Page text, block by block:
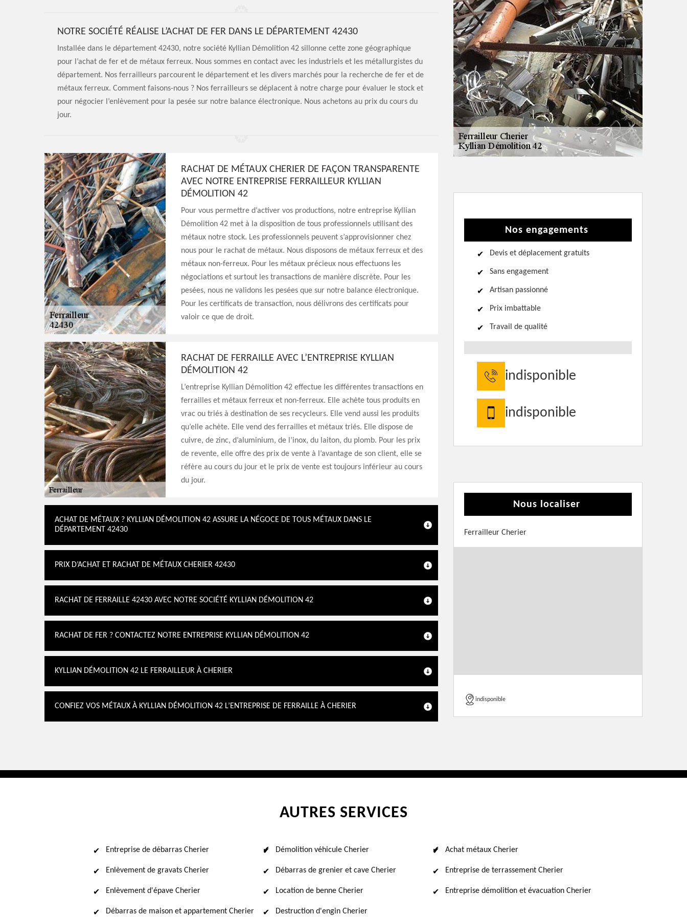
NOTRE SOCIÉTÉ RÉALISE L’ACHAT DE FER DANS LE DÉPARTEMENT 42430
Installée dans le département 42430, notre société Kyllian Démolition 42 sillonne cette zone géographique
pour l’achat de fer et de métaux ferreux. Nous sommes en contact avec les industriels et les métallurgistes du
département. Nos ferrailleurs parcourent le département et les divers marchés pour la recherche de fer et de
métaux ferreux. Comment faisons-nous ? Nos ferrailleurs se déplacent à notre charge pour évaluer le stock et
pour négocier l’enlèvement pour la pesée sur notre balance électronique. Nous achetons au prix du cours du
jour.
RACHAT DE MÉTAUX CHERIER DE FAÇON TRANSPARENTE
AVEC NOTRE ENTREPRISE FERRAILLEUR KYLLIAN
DÉMOLITION 42
Pour vous permettre d’activer vos productions, notre entreprise Kyllian
Démolition 42 met à la disposition de tous professionnels utilisant des
métaux notre stock. Les professionnels peuvent s’approvisionner chez
nous pour le rachat de métaux. Nous disposons de métaux ferreux et des
métaux non-ferreux. Pour les métaux précieux nous effectuons les
négociations et surtout les transactions de manière discrète. Pour les
pesées, nous ne validons les pesées que sur notre balance électronique.
Pour les certificats de transaction, nous délivrons des certificats pour
valoir ce que de droit.
RACHAT DE FERRAILLE AVEC L’ENTREPRISE KYLLIAN
DÉMOLITION 42
L’entreprise Kyllian Démolition 42 effectue les différentes transactions en
ferrailles et métaux ferreux et non-ferreux. Elle achète tous produits en
vrac ou triés à destination de ses recycleurs. Elle vend aussi les produits
qu’elle achète. Elle vend des ferrailles et métaux triés. Elle dispose de
cuivre, de zinc, d’aluminium, de l’inox, du laiton, du plomb. Pour les prix
de revente, elle offre des prix de vente à l’avantage de son client, elle se
réfère au cours du jour et le prix de vente est toujours inférieur au cours
du jour.
ACHAT DE MÉTAUX ? KYLLIAN DÉMOLITION 42 ASSURE LA NÉGOCE DE TOUS MÉTAUX DANS LE
DÉPARTEMENT 42430
PRIX D’ACHAT ET RACHAT DE MÉTAUX CHERIER 42430
RACHAT DE FERRAILLE 42430 AVEC NOTRE SOCIÉTÉ KYLLIAN DÉMOLITION 42
RACHAT DE FER ? CONTACTEZ NOTRE ENTREPRISE KYLLIAN DÉMOLITION 42
KYLLIAN DÉMOLITION 42 LE FERRAILLEUR À CHERIER
CONFIEZ VOS MÉTAUX À KYLLIAN DÉMOLITION 42 L’ENTREPRISE DE FERRAILLE À CHERIER
Nos engagements
Devis et déplacement gratuits
Sans engagement
Artisan passionné
Prix imbattable
Travail de qualité
indisponible
indisponible
Nous localiser
Ferrailleur Cherier
indisponible
AUTRES SERVICES
Entreprise de débarras Cherier
Enlèvement de gravats Cherier
Enlèvement d'épave Cherier
Débarras de maison et appartement Cherier
Démolition véhicule Cherier
Débarras de grenier et cave Cherier
Location de benne Cherier
Destruction d'engin Cherier
Achat métaux Cherier
Entreprise de terrassement Cherier
Entreprise démolition et évacuation Cherier